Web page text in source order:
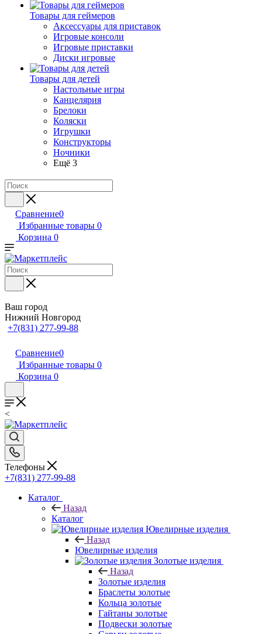
Товары для геймеров
Аксессуары для приставок
Игровые консоли
Игровые приставки
Диски игровые
Товары для детей
Настольные игры
Канцелярия
Брелоки
Коляски
Игрушки
Конструкторы
Ночники
Ещё 3
Сравнение0
Избранные товары 0
Корзина 0
Ваш город
Нижний Новгород
+7(831) 277-99-88
Сравнение0
Избранные товары 0
Корзина 0
<
Телефоны
+7(831) 277-99-88
Каталог
Назад
Каталог
Ювелирные изделия
Назад
Ювелирные изделия
Золотые изделия
Назад
Золотые изделия
Браслеты золотые
Кольца золотые
Гайтаны золотые
Подвески золотые